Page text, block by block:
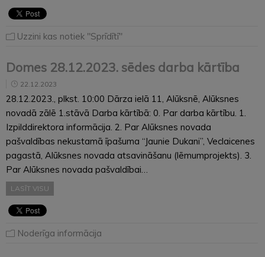
Uzzini kas notiek "Sprīdītī"
Domes 28.12.2023. sēdes darba kārtība
22.12.2023
28.12.2023., plkst. 10:00 Dārza ielā 11, Alūksnē, Alūksnes
novadā zālē 1.stāvā Darba kārtībā: 0. Par darba kārtību. 1.
Izpilddirektora informācija. 2. Par Alūksnes novada
pašvaldības nekustamā īpašuma “Jaunie Dukani”, Veclaicenes
pagastā, Alūksnes novada atsavināšanu (lēmumprojekts). 3.
Par Alūksnes novada pašvaldībai…
LASĪT VISU
Noderīga informācija